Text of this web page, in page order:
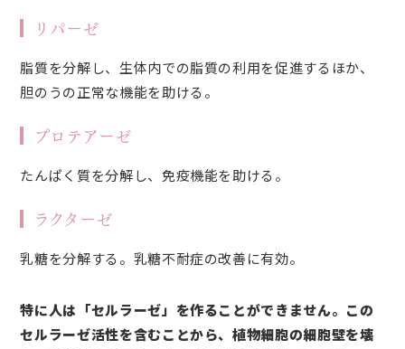
リパーゼ
脂質を分解し、生体内での脂質の利用を促進するほか、
胆のうの正常な機能を助ける。
プロテアーゼ
たんぱく質を分解し、免疫機能を助ける。
ラクターゼ
乳糖を分解する。乳糖不耐症の改善に有効。
特に人は「セルラーゼ」を作ることができません。この
セルラーゼ活性を含むことから、植物細胞の細胞壁を壊